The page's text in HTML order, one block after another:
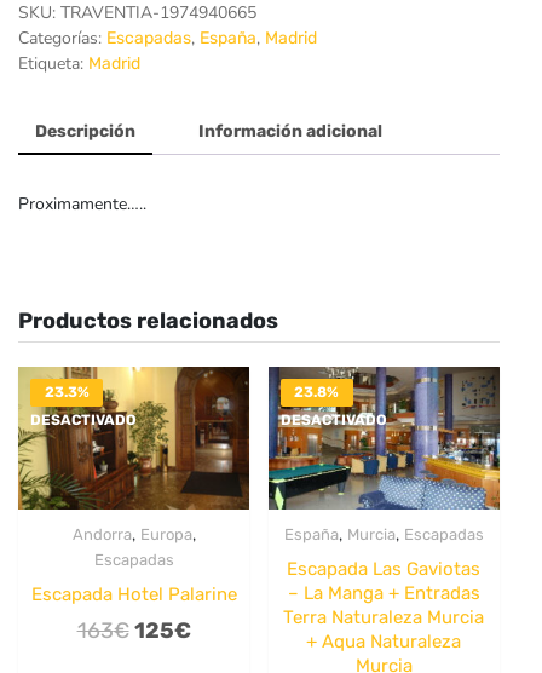
SKU: TRAVENTIA-1974940665
Categorías: Escapadas, España, Madrid
Etiqueta: Madrid
Descripción Información adicional
Proximamente…..
Productos relacionados
23.3%
DESACTIVADO
Andorra, Europa,
Escapadas
Escapada Hotel Palarine
163€ El
125€El
23.8%
DESACTIVADO
España, Murcia, Escapadas
Escapada Las Gaviotas
– La Manga + Entradas
Terra Naturaleza Murcia
+ Aqua Naturaleza
Murcia